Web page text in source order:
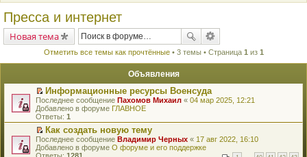
Пресса и интернет
Новая тема
Отметить все темы как прочтённые• 3 темы • Страница 1 из 1
Объявления
П
е
р
е
й
т
и
Информационные ресурсы Военсуда
Последнее сообщение Пахомов Михаил « 04 мар 2025, 12:21
Добавлено в форуме ГЛАВНОЕ
Ответы: 1
П
е
р
Как создать новую тему
Последнее сообщение Владимир Черных « 17 авг 2022, 16:10
Добавлено в форуме О форуме и его поддержке